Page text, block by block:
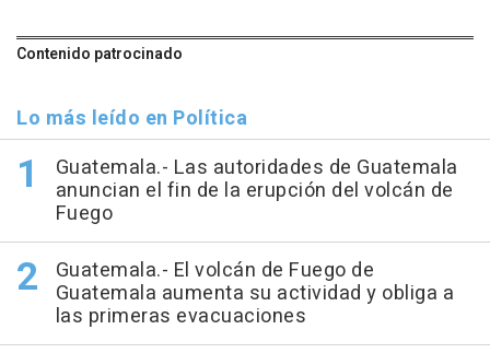
Contenido patrocinado
Lo más leído en Política
Guatemala.- Las autoridades de Guatemala
anuncian el fin de la erupción del volcán de
Fuego
Guatemala.- El volcán de Fuego de
Guatemala aumenta su actividad y obliga a
las primeras evacuaciones